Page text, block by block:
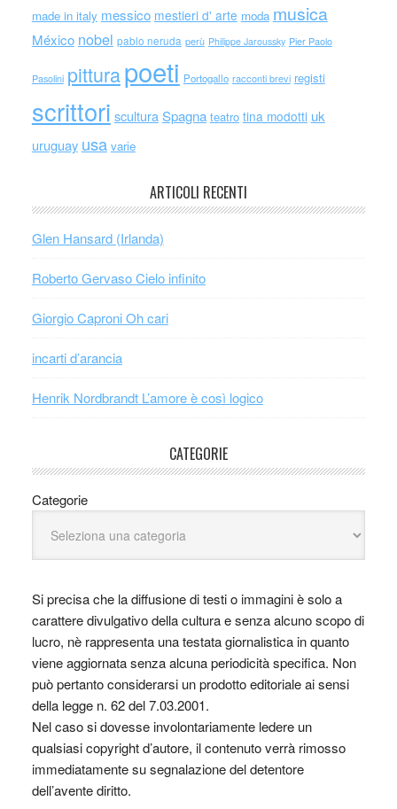
made in italy messico mestieri d' arte moda musica
México nobel pablo neruda perù Philippe Jaroussky Pier Paolo
Pasolini pitturapoeti Portogallo racconti brevi registi
scrittori scultura Spagna teatro tina modotti uk
uruguay usa varie
ARTICOLI RECENTI
Glen Hansard (Irlanda)
Roberto Gervaso Cielo infinito
Giorgio Caproni Oh cari
incarti d’arancia
Henrik Nordbrandt L’amore è così logico
CATEGORIE
Categorie
Si precisa che la diffusione di testi o immagini è solo a
carattere divulgativo della cultura e senza alcuno scopo di
lucro, nè rappresenta una testata giornalistica in quanto
viene aggiornata senza alcuna periodicità specifica. Non
può pertanto considerarsi un prodotto editoriale ai sensi
della legge n. 62 del 7.03.2001.
Nel caso si dovesse involontariamente ledere un
qualsiasi copyright d’autore, il contenuto verrà rimosso
immediatamente su segnalazione del detentore
dell’avente diritto.